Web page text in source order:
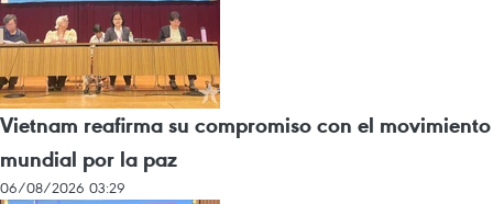
Vietnam reafirma su compromiso con el movimiento
mundial por la paz
06/08/2026 03:29